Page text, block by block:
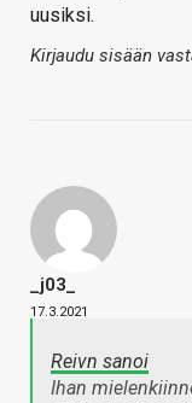
uusiksi.
Kirjaudu sisään
_j03_
17.3.2021
Reivn sanoi
Ihan